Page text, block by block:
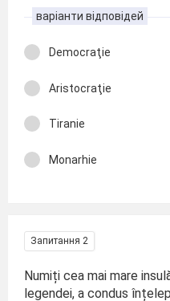
варіанти відповідей
Democraţie
Aristocraţie
Tiranie
Monarhie
Запитання 2
Numiți cea mai mare
legendei, a condus